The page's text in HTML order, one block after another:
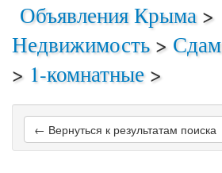
Объявления Крыма >
Недвижимость> Сдам
> 1-комнатные>
← Вернуться к результатам поиска